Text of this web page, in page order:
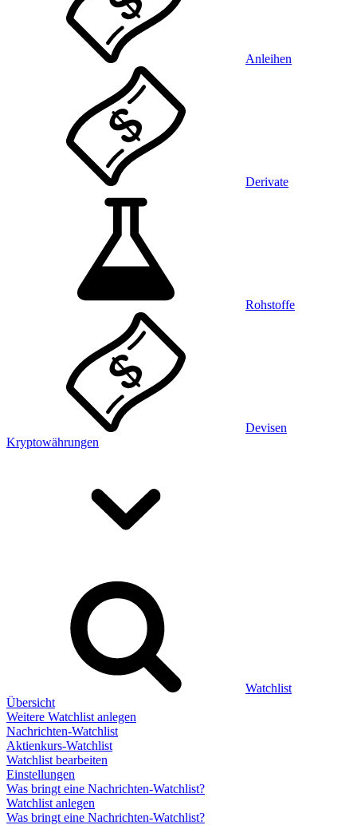
Anleihen
Derivate
Rohstoffe
Devisen
Kryptowährungen
Watchlist
Übersicht
Weitere Watchlist anlegen
Nachrichten-Watchlist
Aktienkurs-Watchlist
Watchlist bearbeiten
Einstellungen
Was bringt eine Nachrichten-Watchlist?
Watchlist anlegen
Was bringt eine Nachrichten-Watchlist?